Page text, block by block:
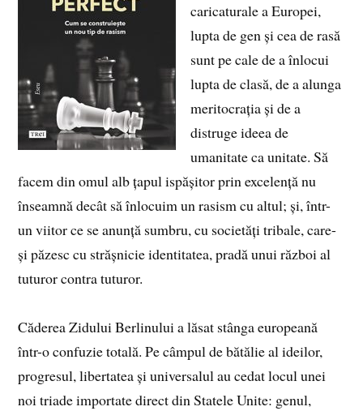
caricaturale a Europei,
lupta de gen și cea de rasă
sunt pe cale de a înlocui
lupta de clasă, de a alunga
meritocrația și de a
distruge ideea de
umanitate ca unitate. Să
facem din omul alb țapul ispășitor prin excelență nu
înseamnă decât să înlocuim un rasism cu altul; și, într-
un viitor ce se anunță sumbru, cu societăți tribale, care-
și păzesc cu strășnicie identitatea, pradă unui război al
tuturor contra tuturor.
Căderea Zidului Berlinului a lăsat stânga europeană
într-o confuzie totală. Pe câmpul de bătălie al ideilor,
progresul, libertatea și universalul au cedat locul unei
noi triade importate direct din Statele Unite: genul,